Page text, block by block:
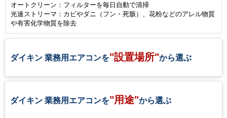
オートクリーン：フィルターを毎日自動で清掃
光速ストリーマ：カビやダニ（フン・死骸）、花粉などのアレル物質
や有害化学物質を除去
ダイキン 業務用エアコンを"設置場所"から選ぶ
ダイキン 業務用エアコンを"用途"から選ぶ